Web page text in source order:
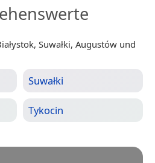
Suwałki, Augustów und
Suwałki
Tykocin